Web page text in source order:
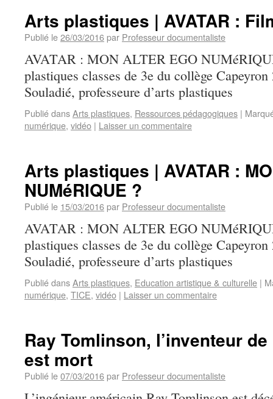
Arts plastiques | AVATAR :
Publié le26/03/2016par Professeur documentaliste
AVATAR : MON ALTER EGO
plastiques classes de 3e du collège
Souladié, professeure d’arts plastiques
Publié dansArts plastiques, Ressources pédagogiques |
numérique, vidéo | Laisser un commentaire
Arts plastiques | AVATAR :
NUMéRIQUE ?
Publié le 15/03/2016par Professeur documentaliste
AVATAR : MON ALTER EGO
plastiques classes de 3e du collège
Souladié, professeure d’arts plastiques
Publié dansArts plastiques, Education artistique & culturelle |
numérique, TICE, vidéo | Laisser un commentaire
Ray Tomlinson, l’inventeur de
est mort
Publié le07/03/2016par Professeur documentaliste